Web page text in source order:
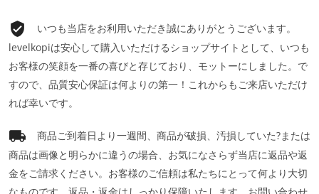
いつも当店をお利用いただき誠にありがとうございます。
levelkopiは安心して購入いただけるショップサイトとして、いつも
お客様の笑顔を一番の喜びと存じており、モットーにしました。で
すので、品質安心保証は何よりの第一！これからもご来店いただけ
れば幸いです。
商品ご到着日より一週間、商品が破損、汚損していた?または
商品は画像と明らかに違うの場合、お気になさらず当店に返品や返
金をご請求ください。お客様のご信頼は私たちにとって何より大切